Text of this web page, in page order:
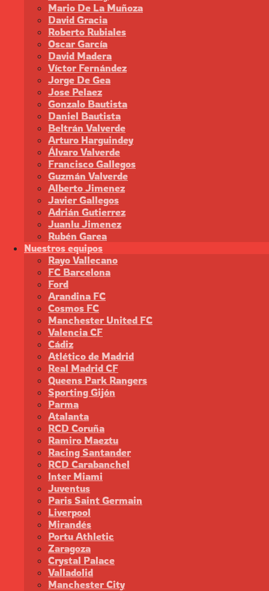
Mario De La Muñoza
David Gracia
Roberto Rubiales
Oscar García
David Madera
Víctor Fernández
Jorge De Gea
Jose Pelaez
Gonzalo Bautista
Daniel Bautista
Beltrán Valverde
Arturo Harguindey
Álvaro Valverde
Francisco Gallegos
Guzmán Valverde
Alberto Jimenez
Javier Gallegos
Adrián Gutierrez
Juanlu Jimenez
Rubén Garea
Nuestros equipos
Rayo Vallecano
FC Barcelona
Ford
Arandina FC
Cosmos FC
Manchester United FC
Valencia CF
Cádiz
Atlético de Madrid
Real Madrid CF
Queens Park Rangers
Sporting Gijón
Parma
Atalanta
RCD Coruña
Ramiro Maeztu
Racing Santander
RCD Carabanchel
Inter Miami
Juventus
Paris Saint Germain
Liverpool
Mirandés
Portu Athletic
Zaragoza
Crystal Palace
Valladolid
Manchester City